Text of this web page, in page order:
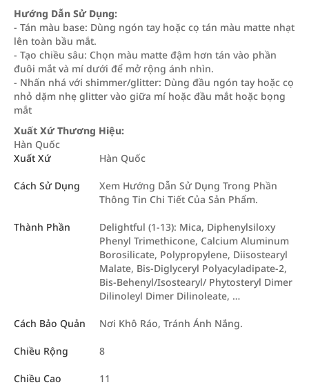
Hướng Dẫn Sử Dụng:
- Tán màu base: Dùng ngón tay hoặc cọ tán màu matte nhạt
lên toàn bầu mắt.
- Tạo chiều sâu: Chọn màu matte đậm hơn tán vào phần
đuôi mắt và mí dưới để mở rộng ánh nhìn.
- Nhấn nhá với shimmer/glitter: Dùng đầu ngón tay hoặc cọ
nhỏ dặm nhẹ glitter vào giữa mí hoặc đầu mắt hoặc bọng
mắt
Xuất Xứ Thương Hiệu:
Hàn Quốc
Xuất Xứ
Hàn Quốc
Cách Sử Dụng
Xem Hướng Dẫn Sử Dụng Trong Phần
Thông Tin Chi Tiết Của Sản Phẩm.
Thành Phần
Delightful (1-13): Mica, Diphenylsiloxy
Phenyl Trimethicone, Calcium Aluminum
Borosilicate, Polypropylene, Diisostearyl
Malate, Bis-Diglyceryl Polyacyladipate-2,
Bis-Behenyl/Isostearyl/ Phytosteryl Dimer
Dilinoleyl Dimer Dilinoleate, …
Cách Bảo Quản Nơi Khô Ráo, Tránh Ánh Nắng.
Chiều Rộng 8
Chiều Cao 11